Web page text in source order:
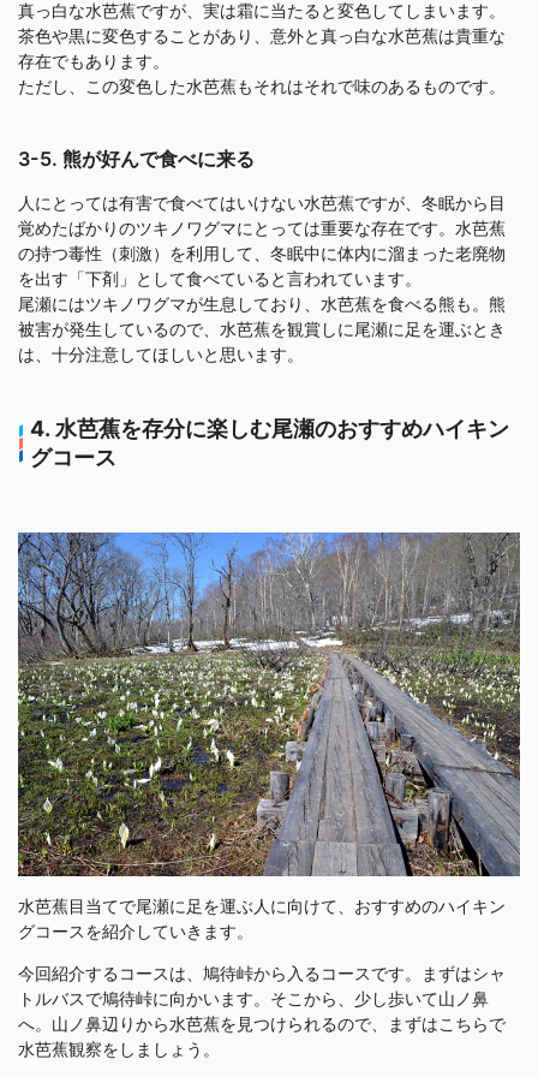
真っ白な水芭蕉ですが、実は霜に当たると変色してしまいます。
茶色や黒に変色することがあり、意外と真っ白な水芭蕉は貴重な
存在でもあります。
ただし、この変色した水芭蕉もそれはそれで味のあるものです。
3-5. 熊が好んで食べに来る
人にとっては有害で食べてはいけない水芭蕉ですが、冬眠から目
覚めたばかりのツキノワグマにとっては重要な存在です。水芭蕉
の持つ毒性（刺激）を利用して、冬眠中に体内に溜まった老廃物
を出す「下剤」として食べていると言われています。
尾瀬にはツキノワグマが生息しており、水芭蕉を食べる熊も。熊
被害が発生しているので、水芭蕉を観賞しに尾瀬に足を運ぶとき
は、十分注意してほしいと思います。
4. 水芭蕉を存分に楽しむ尾瀬のおすすめハイキン
グコース
水芭蕉目当てで尾瀬に足を運ぶ人に向けて、おすすめのハイキン
グコースを紹介していきます。
今回紹介するコースは、鳩待峠から入るコースです。まずはシャ
トルバスで鳩待峠に向かいます。そこから、少し歩いて山ノ鼻
へ。山ノ鼻辺りから水芭蕉を見つけられるので、まずはこちらで
水芭蕉観察をしましょう。